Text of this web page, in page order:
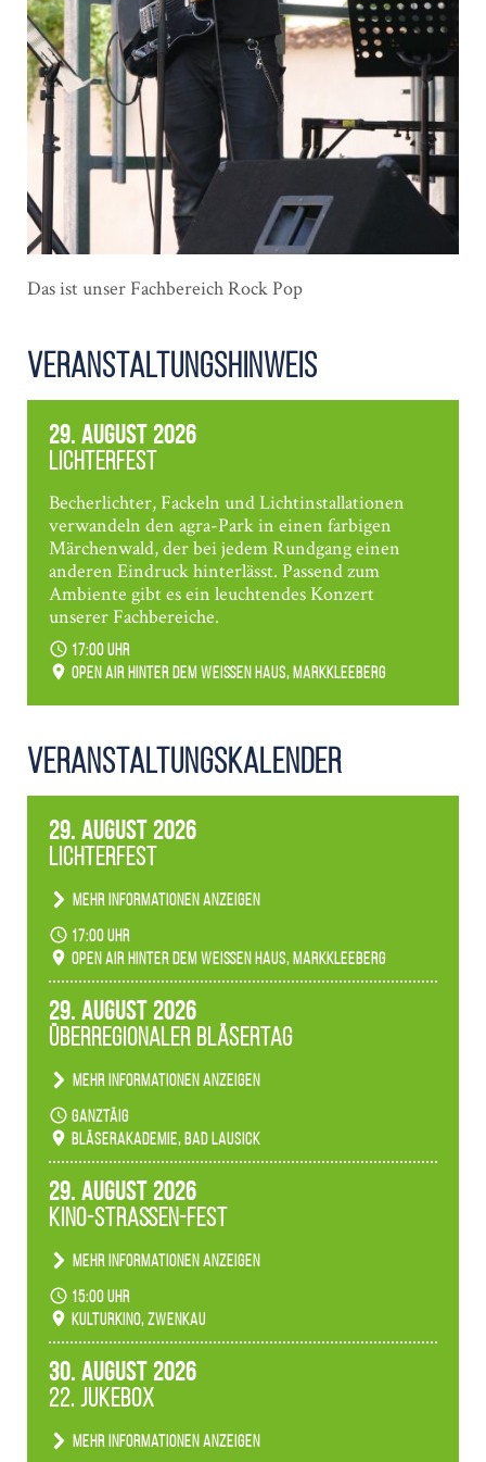
Das ist unser Fachbereich Rock Pop
Veranstaltungshinweis
29. August 2026
Lichterfest
Becherlichter, Fackeln und Lichtinstallationen
verwandeln den agra-Park in einen farbigen
Märchenwald, der bei jedem Rundgang einen
anderen Eindruck hinterlässt. Passend zum
Ambiente gibt es ein leuchtendes Konzert
unserer Fachbereiche.
17:00 Uhr
Open Air hinter dem weißen Haus, Markkleeberg
Veranstaltungs­kalender
29. August 2026
Lichterfest
Mehr Informationen anzeigen
Becherlichter, Fackeln und Lichtinstallationen
verwandeln den agra-Park in einen farbigen
Märchenwald, der bei jedem Rundgang einen
Ambiente gibt es ein leuchtendes Konzert
unserer Fachbereiche.
17:00 Uhr
Open Air hinter dem weißen Haus, Markkleeberg
29. August 2026
Überregionaler Bläsertag
Mehr Informationen anzeigen
Teilnahme der Bläserklassen.
ganztäig
Bläserakademie, Bad Lausick
29. August 2026
Kino-Straßen-Fest
Mehr Informationen anzeigen
Konzert unserer Zwenkauer Schüler und
Schülerinnen zum Fest des Kulturkinos.
15:00 Uhr
Kulturkino, Zwenkau
30. August 2026
22. Jukebox
Mehr Informationen anzeigen